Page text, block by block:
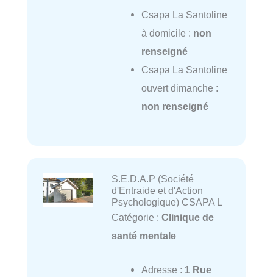
Csapa La Santoline
à domicile : non
renseigné
Csapa La Santoline
ouvert dimanche :
non renseigné
S.E.D.A.P (Société
d'Entraide et d'Action
Psychologique) CSAPA L
Catégorie : Clinique de
santé mentale
Adresse : 1 Rue